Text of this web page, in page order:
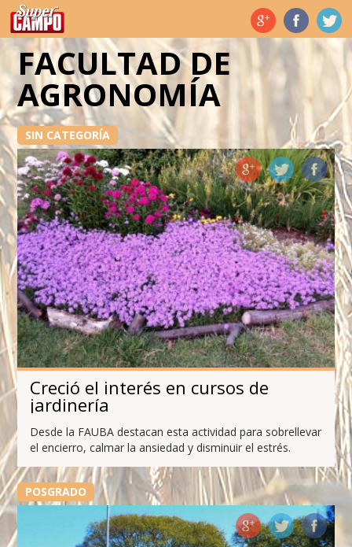
Temas de hoy
FACULTAD DE
AGRONOMÍA
SIN CATEGORÍA
Creció el interés en cursos de
jardinería
Desde la FAUBA destacan esta actividad para sobrellevar
el encierro, calmar la ansiedad y disminuir el estrés.
POSGRADO